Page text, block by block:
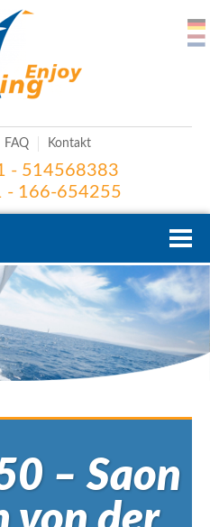
FAQ Kontakt
- 514568383
- 166-654255
– Saon